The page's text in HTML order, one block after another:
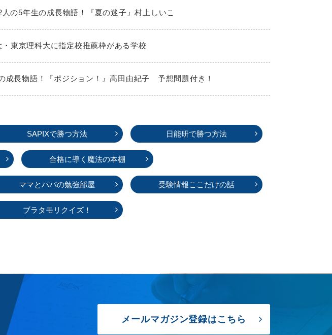
の5年生の成長物語！『夏の迷子』村上しいこ
東京理科大に指定校推薦枠がある学校
成長物語！『ポジション！』高田由紀子 予想問題付き！
SAPIXで勝つ方法 日能研で勝つ方法
合格に導く魔法の本棚
ママとパパの勉強部屋 受験情報ここだけの話
ブラタモリクイズ！
メールマガジン登録はこちら